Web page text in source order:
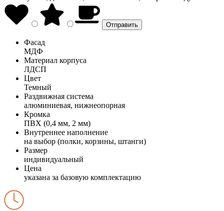
Фасад
МДФ
Материал корпуса
ЛДСП
Цвет
Темный
Раздвижная система
алюминиевая, нижнеопорная
Кромка
ПВХ (0,4 мм, 2 мм)
Внутреннее наполнение
на выбор (полки, корзины, штанги)
Размер
индивидуальный
Цена
указана за базовую комплектацию